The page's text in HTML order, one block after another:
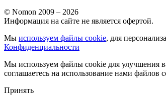
© Nomon 2009 – 2026
Информация на сайте не является офертой.
Мы используем файлы cookie, для
Конфиденциальности
Мы используем файлы cookie для улучшения
соглашаетесь на использование нами файлов
Принять